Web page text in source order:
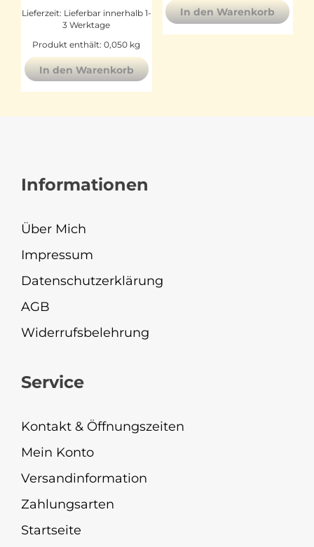
Lieferzeit: Lieferbar innerhalb 1-
3 Werktage
Produkt enthält: 0,050 kg
In den Warenkorb
In den Warenkorb
Informationen
Über Mich
Impressum
Datenschutzerklärung
AGB
Widerrufsbelehrung
Service
Kontakt & Öffnungszeiten
Mein Konto
Versandinformation
Zahlungsarten
Startseite